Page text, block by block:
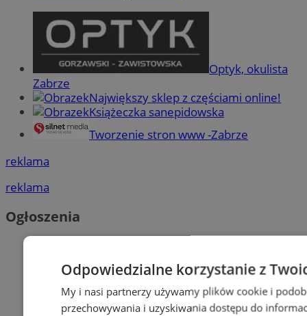
Optyk, okulista
Zabrze
Największy sklep z częściami online!
Książeczka sanepidowska
Tworzenie stron www -Zabrze
reklama
reklama
Ogłoszenia
Odpowiedzialne korzystanie z
My i nasi partnerzy używamy plików cookie i
przechowywania i uzyskiwania dostępu do